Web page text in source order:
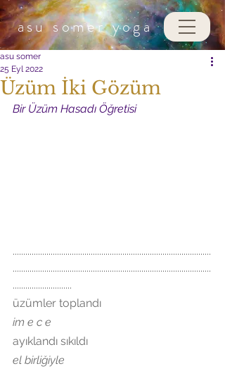
asu someryoga
Üzüm İki Gözüm
asu somer
25 Eyl 2022
Bir Üzüm Hasadı Öğretisi
..............................................................................................
..............................................................................................
............................
üzümler toplandı
im e c e
ayıklandı sıkıldı
el birliğiyle